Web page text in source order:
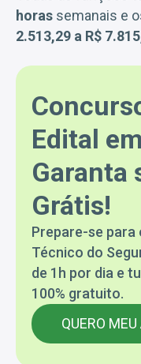
horas semanais e
2.513,29 a R$
Edital
Garanta
Grátis!
Prepare-se para
Técnico do
de 1h por dia e
100% gratuito.
QUERO